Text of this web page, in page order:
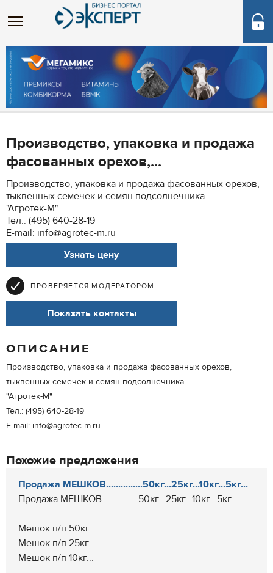
Производство, упаковка и продажа
фасованных орехов,...
Производство, упаковка и продажа фасованных орехов,
тыквенных семечек и семян подсолнечника.
"Агротек-М"
Тел.: (495) 640-28-19
E-mail: info@agrotec-m.ru
Узнать цену
ПРОВЕРЯЕТСЯ МОДЕРАТОРОМ
Показать контакты
ОПИСАНИЕ
Производство, упаковка и продажа фасованных орехов,
тыквенных семечек и семян подсолнечника.
"Агротек-М"
Тел.: (495) 640-28-19
E-mail: info@agrotec-m.ru
Похожие предложения
Продажа МЕШКОВ...............50кг...25кг...10кг...5кг...
Продажа МЕШКОВ...............50кг...25кг...10кг...5кг
Мешок п/п 50кг
Мешок п/п 25кг
Мешок п/п 10кг...